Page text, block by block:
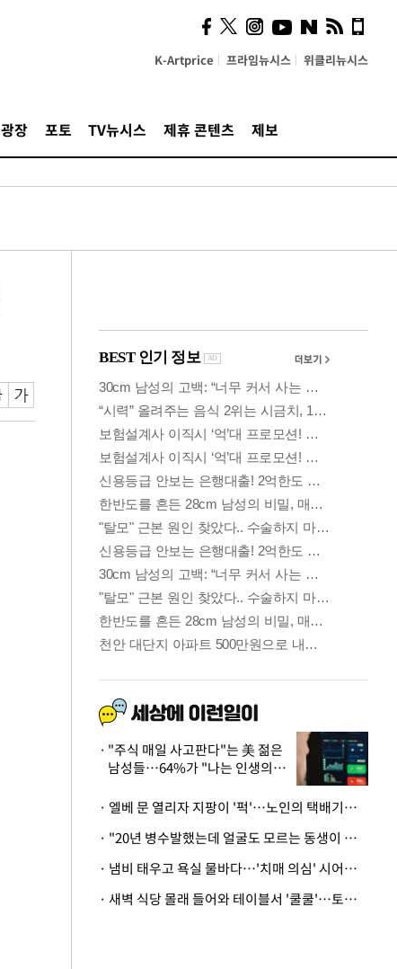
K-Artprice 프라임뉴시스 위클리뉴시스
광장 포토 TV뉴시스 제휴 콘텐츠 제보
시, 스마트폰 액세서리에
NFC 더했다
"주식 매일 사고판다"는 美 젊은
남성들…64%가 "나는 인생의
· 엘베 문 열리자 지팡이 '퍽'…노인의 택배기사 폭행 이유
· "20년 병수발했는데 얼굴도 모르는 동생이 유산 절반을"…배다른 형제 상속권 있을까
· 냄비 태우고 욕실 물바다…'치매 의심' 시어머니 검사 권유했다가 '날벼락'
· 새벽 식당 몰래 들어와 테이블서 '쿨쿨'…토사물 남기고 사라진 남성